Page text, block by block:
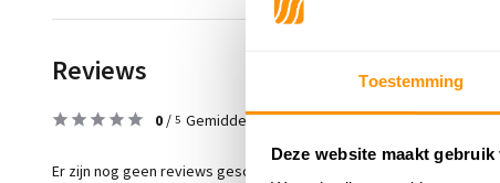
Toestemming
Deze website maakt
Reviews
0 / 5 Gemiddelde uit 0 beoordelingen
Er zijn nog geen reviews geschreven over dit product..